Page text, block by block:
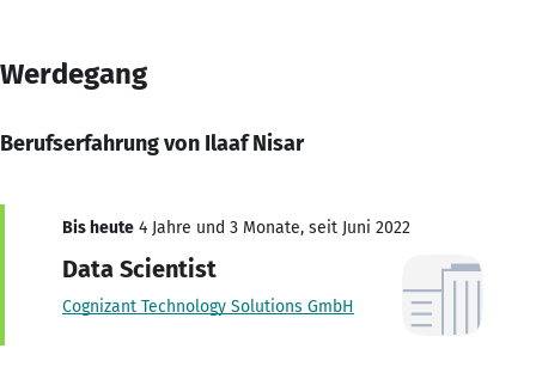
Werdegang
Berufserfahrung von Ilaaf Nisar
Bis heute 4 Jahre und 3 Monate, seit Juni 2022
Data Scientist
Cognizant Technology Solutions GmbH